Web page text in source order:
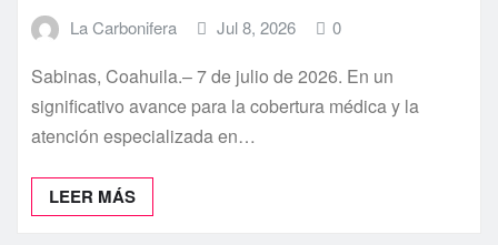
La Carbonifera Jul 8, 2026 0
Sabinas, Coahuila.– 7 de julio de 2026. En un
significativo avance para la cobertura médica y la
atención especializada en…
LEER MÁS